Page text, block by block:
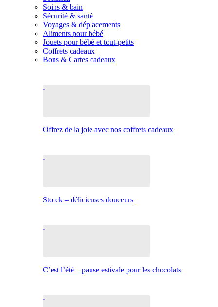
Soins & bain
Sécurité & santé
Voyages & déplacements
Aliments pour bébé
Jouets pour bébé et tout-petits
Coffrets cadeaux
Bons & Cartes cadeaux
Offrez de la joie avec nos coffrets cadeaux
Storck – délicieuses douceurs
C’est l’été – pause estivale pour les chocolats